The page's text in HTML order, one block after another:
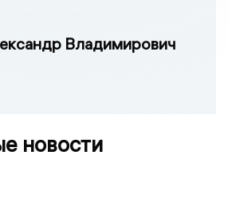
Владимирович
новости